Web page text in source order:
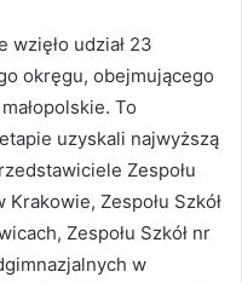
wzięło udział 23
okręgu, obejmującego
To
uzyskali najwyższą
Zespołu
Krakowie, Zespołu Szkół
Zespołu Szkół nr
w